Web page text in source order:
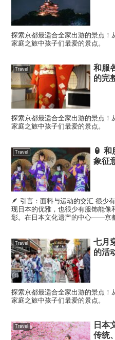
探索京都最适合全家出游的景点！
家庭之旅中孩子们最爱的景点。
Travel
和服
的完
探索京都最适合全家出游的景点！
家庭之旅中孩子们最爱的景点。
Travel
🏮
象征
🪶 引言：面料与运动的交汇 很少
现日本的优雅，也很少有服饰能像
彰。在日本文化遗产的中心——京
Travel
七月
的活
探索京都最适合全家出游的景点！
家庭之旅中孩子们最爱的景点。
Travel
日本
传统